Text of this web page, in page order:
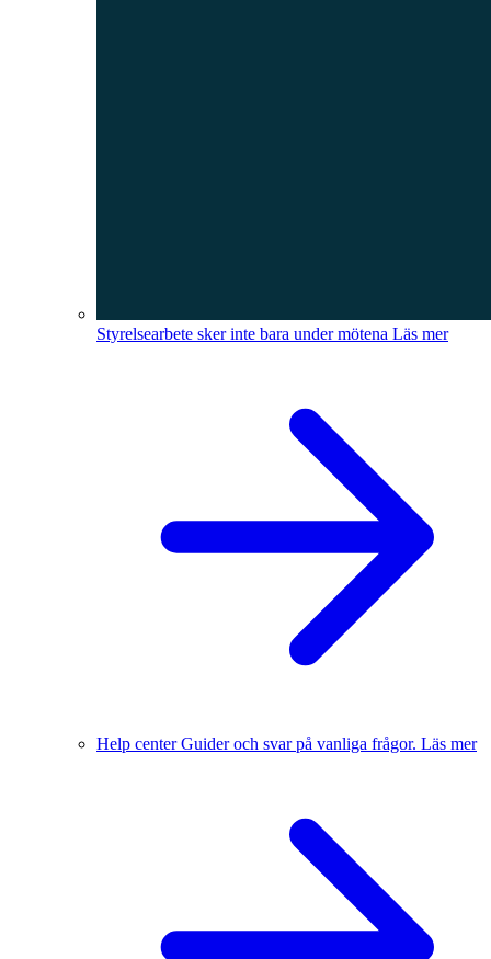
Styrelsearbete sker inte bara under mötena Läs mer
Help centerGuider och svar på vanliga frågor. Läs mer